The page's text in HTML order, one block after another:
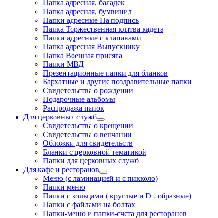
Папка адресная, баладек
Папка адресная, бумвинил
Папки адресные На подпись
Папка Торжественная клятва кадета
Папки адресные с клапанами
Папка адресная Выпускнику
Папка Военная присяга
Папки МВД
Презентационные папки для бланков
Бархатные и другие поздравительные папки
Свидетельства о рождении
Подарочные альбомы
Распродажа папок
Для церковных служб
Свидетельства о крещении
Свидетельства о венчании
Обложки для свидетельств
Бланки с церковной тематикой
Папки для церковных служб
Для кафе и ресторанов
Меню (с ламинацией и с пикколо)
Папки меню
Папки с кольцами ( круглые и D - образные)
Папки с файлами на болтах
Папки-меню и папки-счета для ресторанов